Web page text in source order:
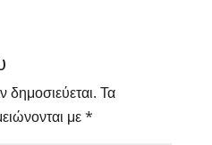
Τα
με*